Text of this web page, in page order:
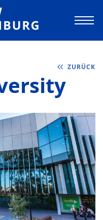
Angewandte
ZURÜCK